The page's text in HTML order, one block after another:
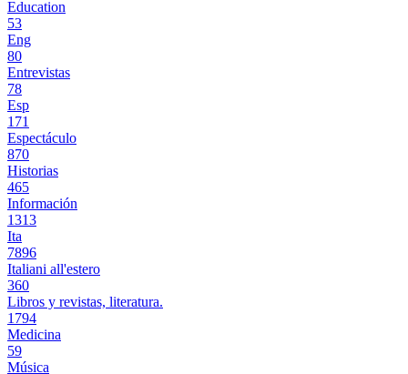
Education
53
Eng
80
Entrevistas
78
Esp
171
Espectáculo
870
Historias
465
Información
1313
Ita
7896
Italiani all'estero
360
Libros y revistas, literatura.
1794
Medicina
59
Música